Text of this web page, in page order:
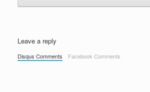
Leave a reply
Disqus Comments Facebook Comments